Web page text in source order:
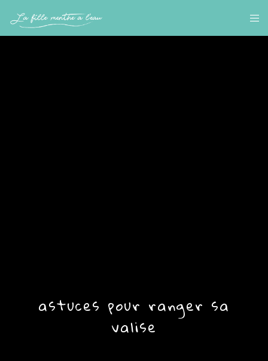
astuces pour ranger sa
valise